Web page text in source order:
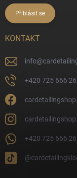
Přihlásit se
KONTAKT
info@
+420 725 666
+420 725 666